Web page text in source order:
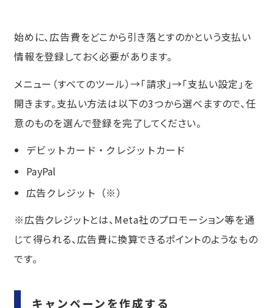
始めに、広告費をどこから引き落とすのかという支払い
情報を登録しておく必要があります。
メニュー（すべてのツール）→「請求」→「支払い設定」を
開きます。支払い方法は以下の3つから選べますので、任
意のものを選んで登録を完了してください。
デビットカード・クレジットカード
PayPal
広告クレジット（※）
※広告クレジットとは、Meta社のプロモーション等を通
じて得られる、広告費に換算できるポイントのようなもの
です。
キャンペーンを作成する